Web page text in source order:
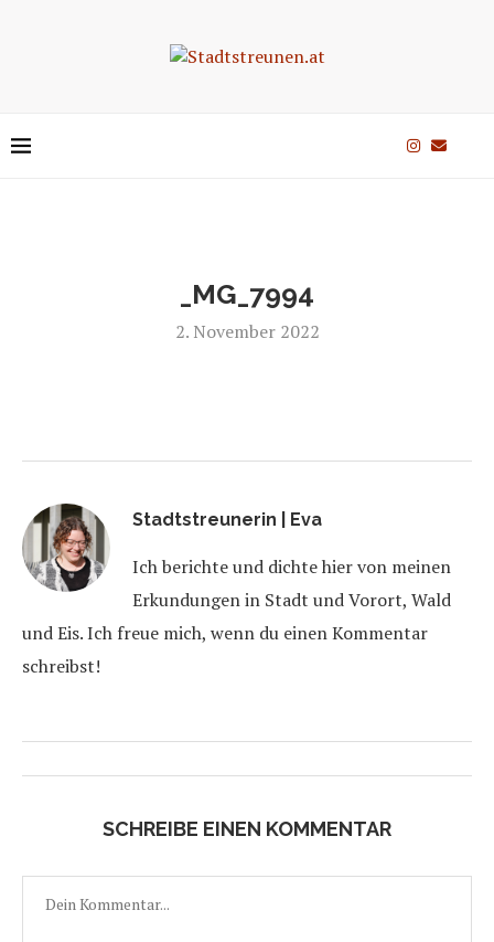
_MG_7994
2. November 2022
Stadtstreunerin | Eva
Ich berichte und dichte hier von meinen
Erkundungen in Stadt und Vorort, Wald
und Eis. Ich freue mich, wenn du einen Kommentar
schreibst!
SCHREIBE EINEN KOMMENTAR